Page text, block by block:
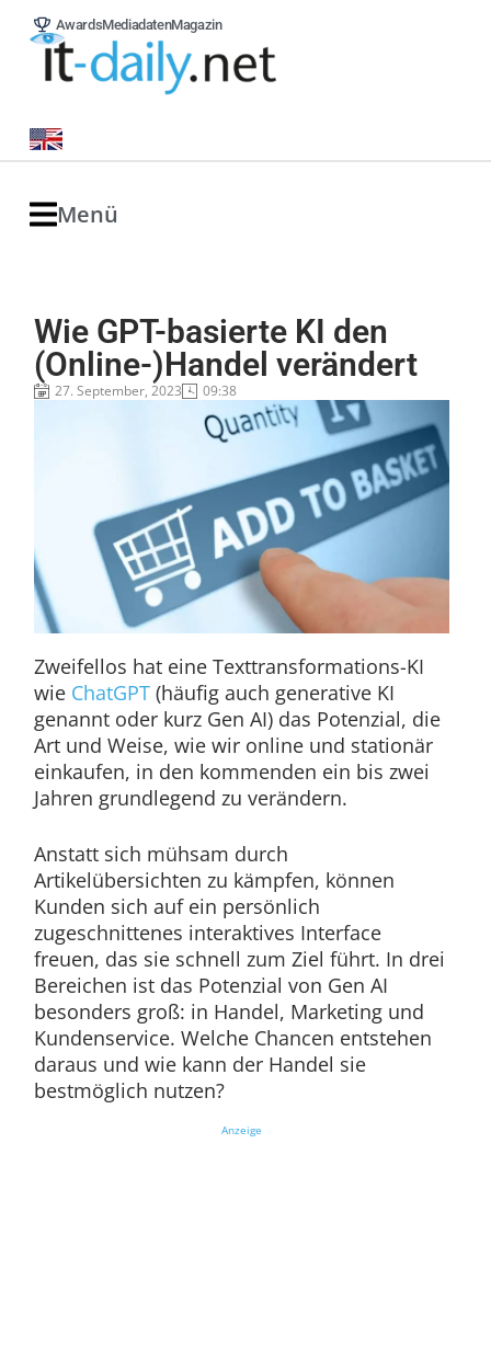
AwardsMediadatenMagazin
Menü
Wie GPT-basierte KI den
(Online-)Handel verändert
27. September, 2023 09:38
Zweifellos hat eine Texttransformations-KI
wie ChatGPT(häufig auch generative KI
genannt oder kurz Gen AI) das Potenzial, die
Art und Weise, wie wir online und stationär
einkaufen, in den kommenden ein bis zwei
Jahren grundlegend zu verändern.
Anstatt sich mühsam durch
Artikelübersichten zu kämpfen, können
Kunden sich auf ein persönlich
zugeschnittenes interaktives Interface
freuen, das sie schnell zum Ziel führt. In drei
Bereichen ist das Potenzial von Gen AI
besonders groß: in Handel, Marketing und
Kundenservice. Welche Chancen entstehen
daraus und wie kann der Handel sie
bestmöglich nutzen?
Anzeige